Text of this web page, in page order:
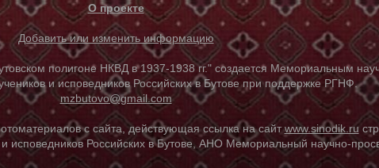
О проекте
Добавить или изменить информацию
полигоне НКВД в 1937-1938 гг." создается Мемориальным
и исповедников Российских в Бутове при поддержке РГНФ.
mzbutovo@gmail.com
с сайта, действующая ссылка на сайтwww.sinodik.ru
Российских в Бутове, АНО Мемориальный научно-